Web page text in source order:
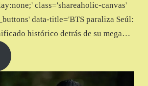
class='shareaholic-canvas'
data-title='BTS paraliza Seúl:
histórico detrás de su mega…